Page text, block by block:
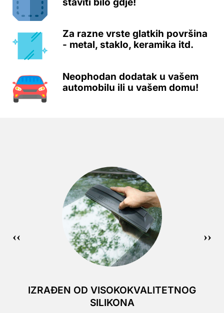
Za razne vrste glatkih površina
- metal, staklo, keramika itd.
Neophodan dodatak u vašem
automobilu ili u vašem domu!
IZRAĐEN OD VISOKOKVALITETNOG
SILIKONA